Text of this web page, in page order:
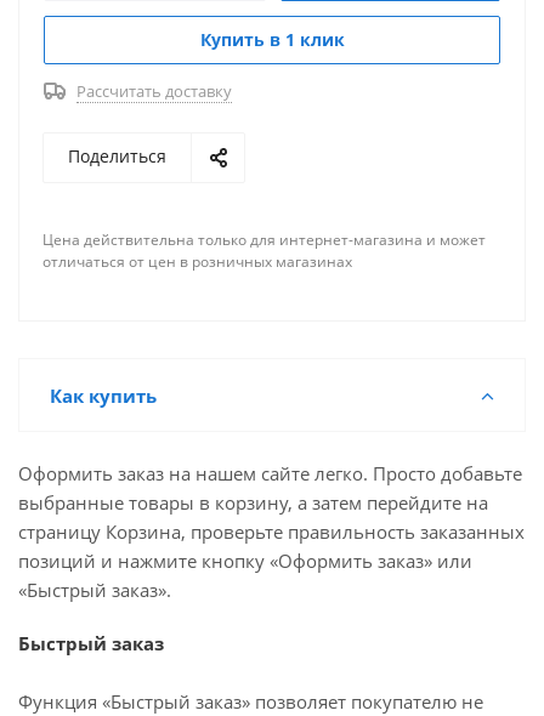
Купить в 1 клик
Рассчитать доставку
Поделиться
Цена действительна только для интернет-магазина и может
отличаться от цен в розничных магазинах
Как купить
Оформить заказ на нашем сайте легко. Просто добавьте
выбранные товары в корзину, а затем перейдите на
страницу Корзина, проверьте правильность заказанных
позиций и нажмите кнопку «Оформить заказ» или
«Быстрый заказ».
Быстрый заказ
Функция «Быстрый заказ» позволяет покупателю не